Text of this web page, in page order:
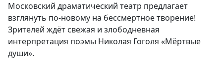
Московский драматический театр предлагает
взглянуть по-новому на бессмертное творение!
Зрителей ждёт свежая и злободневная
интерпретация поэмы Николая Гоголя «Мёртвые
души».